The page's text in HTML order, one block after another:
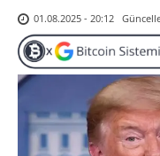
01.08.2025 - 20:12